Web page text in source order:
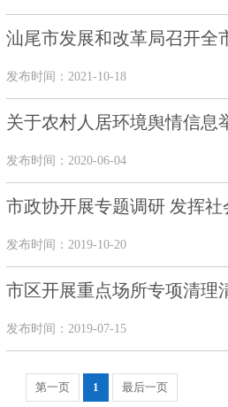
汕尾市发展和改革局召开全
发布时间：2021-10-18
关于农村人居环境舆情信息
发布时间：2020-06-04
市政协开展专题调研 发挥
发布时间：2019-10-20
市区开展重点场所专项清理
发布时间：2019-07-15
第一页 1 最后一页